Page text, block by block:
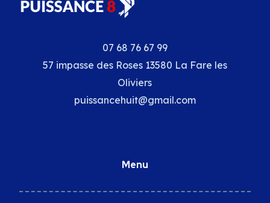
07 68 76 67 99
57 impasse des Roses 13580 La Fare les
Oliviers
puissancehuit@gmail.com
Menu